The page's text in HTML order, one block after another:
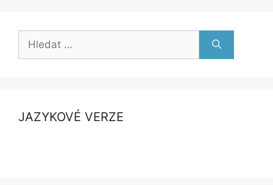
JAZYKOVÉ VERZE